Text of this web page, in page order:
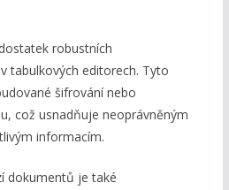
robustních
tabulkových editorech. Tyto
šifrování nebo
což usnadňuje neoprávněným
informacím.
dokumentů je také